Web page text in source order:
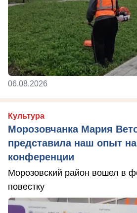
06.08.2026
Культура
Морозовчанка Мария
представила наш опыт
конференции
Морозовский район вошел в
повестку